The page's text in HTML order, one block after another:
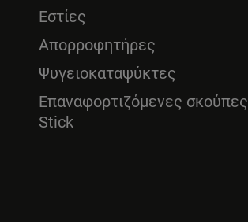
Εστίες
Απορροφητήρες
Ψυγειοκαταψύκτες
Επαναφορτιζόμενες σκούπες
Stick